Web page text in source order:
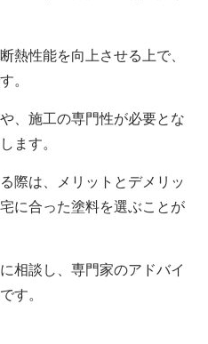
熱性能を向上させる上で、
。
、施工の専門性が必要とな
ます。
際は、
メリットとデメリッ
に合った塗料を選ぶことが
相談し、専門家のアドバイ
す。